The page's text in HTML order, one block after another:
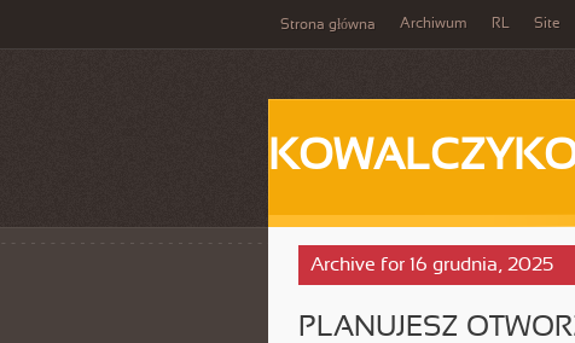
Strona główna Archiwum RL Site
Archive for 16 grudnia, 2025
PLANUJESZ